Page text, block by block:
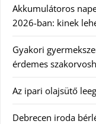
Akkumulátoros
2026-ban: kinek
Gyakori
érdemes
Az ipari olajsütő
Debrecen iroda